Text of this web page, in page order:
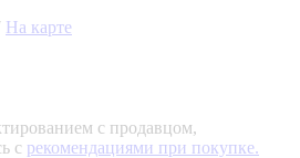
На карте
с продавцом,
с рекомендациями при покупке.